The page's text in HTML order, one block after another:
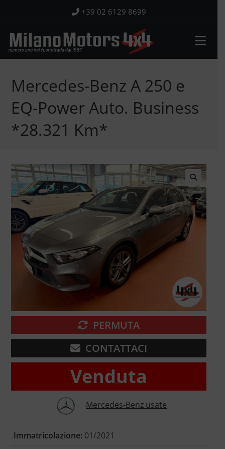
contenuto
+39 02 6129 8699
Mercedes-Benz A 250 e
EQ-Power Auto. Business
*28.321 Km*
🔍
PERMUTA
CONTATTACI
Venduta
Mercedes-Benz usate
Immatricolazione: 01/2021